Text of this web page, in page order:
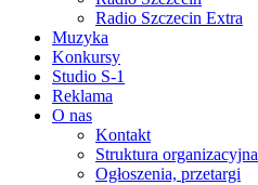
Radio Szczecin Extra
Muzyka
Konkursy
Studio S-1
Reklama
O nas
Kontakt
Struktura organizacyjna
Ogłoszenia, przetargi